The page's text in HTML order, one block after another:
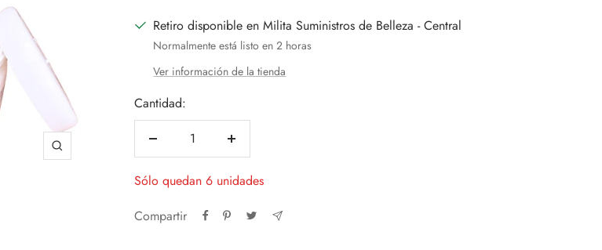
Zoom
Retiro disponible en Milita Suministros de Belleza - Central
Normalmente está listo en 2 horas
Ver información de la tienda
Cantidad:
Decrecer
Aumentar
Sólo quedan 6 unidades
Compartir